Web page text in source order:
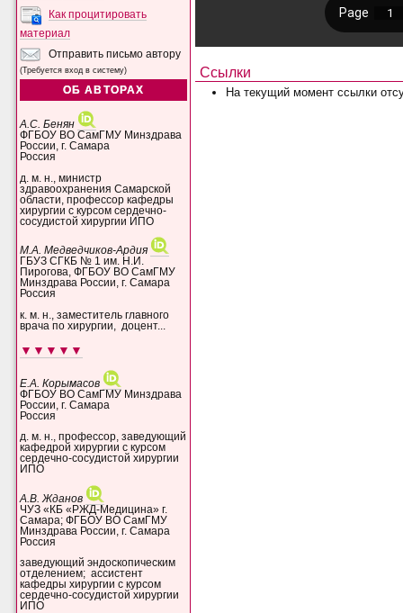
Как процитировать
материал
Отправить письмо автору
(Требуется вход в систему)
ОБ АВТОРАХ
А.С. Бенян
ФГБОУ ВО СамГМУ Минздрава
России, г. Самара
Россия
д. м. н., министр
здравоохранения Самарской
области, профессор кафедры
хирургии с курсом сердечно-
сосудистой хирургии ИПО
М.А. Медведчиков-Ардия
ГБУЗ СГКБ № 1 им. Н.И.
Пирогова, ФГБОУ ВО СамГМУ
Минздрава России, г. Самара
Россия
к. м. н., заместитель главного
врача по хирургии, доцент...
▼▼▼▼▼
Е.А. Корымасов
ФГБОУ ВО СамГМУ Минздрава
России, г. Самара
Россия
д. м. н., профессор, заведующий
кафедрой хирургии с курсом
сердечно-сосудистой хирургии
ИПО
А.В. Жданов
ЧУЗ «КБ «РЖД-Медицина» г.
Самара; ФГБОУ ВО СамГМУ
Минздрава России, г. Самара
Россия
заведующий эндоскопическим
отделением; ассистент
кафедры хирургии с курсом
сердечно-сосудистой хирургии
ИПО
Ссылки
На текущий момент ссылки